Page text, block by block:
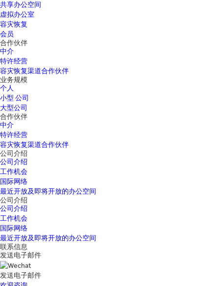
共享办公空间
虚拟办公室
容灾恢复
会员
合作伙伴
中介
特许经营
容灾恢复渠道合作伙伴
业务规模
个人
小型 公司
大型公司
合作伙伴
中介
特许经营
容灾恢复渠道合作伙伴
公司介绍
公司介绍
工作机会
国际网络
最近开放及即将开放的办公空间
公司介绍
公司介绍
工作机会
国际网络
最近开放及即将开放的办公空间
联系信息
发送电子邮件
发送电子邮件